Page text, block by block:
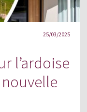
25/03/2025
l’ardoise